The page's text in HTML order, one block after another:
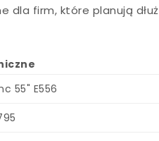
dla firm, które planują
55" E556